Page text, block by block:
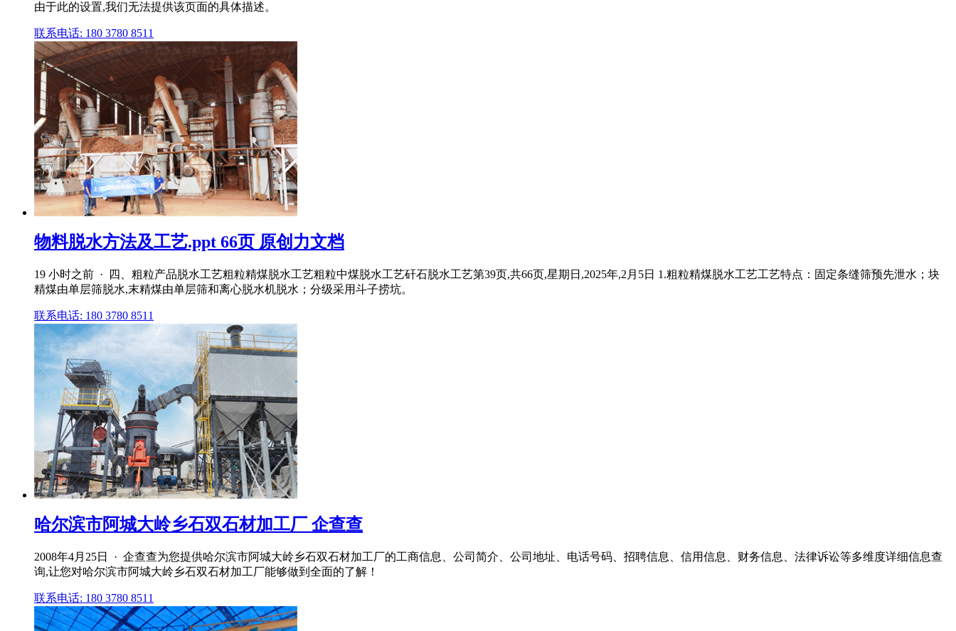
由于此的设置,我们无法提供该页面的具体描述。
联系电话: 180 3780 8511
物料脱水方法及工艺.ppt 66页 原创力文档
19 小时之前 · 四、粗粒产品脱水工艺粗粒精煤脱水工艺粗粒中煤脱水工艺矸石脱水工艺第39页,共66页,星期日,2025年,2月5日 1.粗粒精煤脱水工艺工艺特点：固定条缝筛预先泄水；块
精煤由单层筛脱水,末精煤由单层筛和离心脱水机脱水；分级采用斗子捞坑。
联系电话: 180 3780 8511
哈尔滨市阿城大岭乡石双石材加工厂 企查查
2008年4月25日 · 企查查为您提供哈尔滨市阿城大岭乡石双石材加工厂的工商信息、公司简介、公司地址、电话号码、招聘信息、信用信息、财务信息、法律诉讼等多维度详细信息查
询,让您对哈尔滨市阿城大岭乡石双石材加工厂能够做到全面的了解！
联系电话: 180 3780 8511